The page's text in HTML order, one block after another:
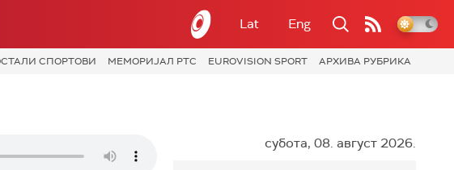
Lat Eng
СПОРТОВИ МЕМОРИЈАЛ РТС EUROVISION SPORT АРХИВА РУБРИКА
субота, 08. август 2026.